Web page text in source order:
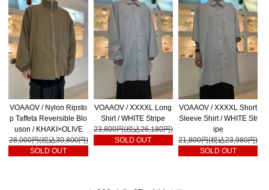
VOAAOV / Nylon Ripsto
p Taffeta Reversible Blo
uson / KHAKI×OLIVE
28,000円(税込30,800円)
SOLD OUT
VOAAOV / XXXXL Long
Shirt / WHITE Stripe
23,800円(税込26,180円)
SOLD OUT
VOAAOV / XXXXL Short
Sleeve Shirt / WHITE Str
ipe
21,800円(税込23,980円)
SOLD OUT